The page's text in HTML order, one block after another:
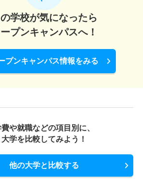
1人
ス学科 一般 共テ 前期２科目型
ス学科 一般 共テ 前期３科目型
1.50倍 10人 10人 8人 54.20
1倍 0人 0人 0人 －
ス学科 推薦 推薦公募併願前期
1倍 0人 0人
ス学科 推薦 推薦公募併願後期
－ 2人 2人 2人 －
学校が気になったら
プンキャンパスへ！
プンキャンパス情報をみる
や就職などの項目別に、
大学を比較してみよう！
他の大学と比較する